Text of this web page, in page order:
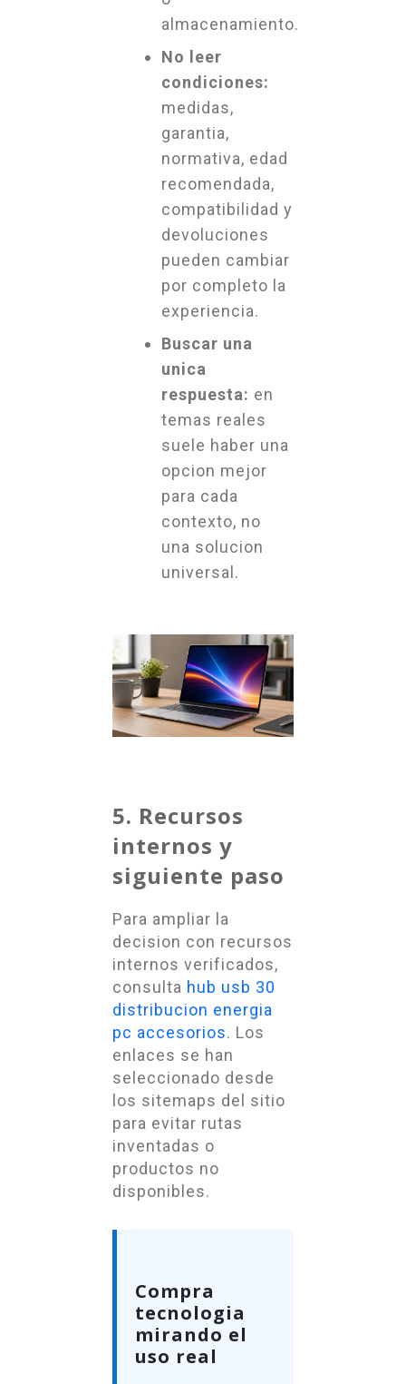
almacenamiento.
No leer
condiciones:
medidas,
garantia,
normativa, edad
recomendada,
compatibilidad y
devoluciones
pueden cambiar
por completo la
experiencia.
Buscar una
unica
respuesta: en
temas reales
suele haber una
opcion mejor
para cada
contexto, no
una solucion
universal.
5. Recursos
internos y
siguiente paso
Para ampliar la
decision con recursos
internos verificados,
consulta hub usb 30
distribucion energia
pc accesorios. Los
enlaces se han
seleccionado desde
los sitemaps del sitio
para evitar rutas
inventadas o
productos no
disponibles.
Compra
tecnologia
mirando el
uso real